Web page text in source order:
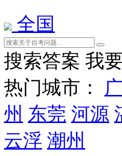
全国
搜索答案 我
热门城市：
州 东莞 河源
云浮 潮州